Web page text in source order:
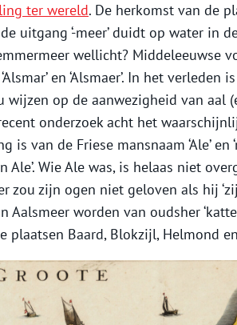
ter wereld. De herkomst van de
uitgang ‘-meer’ duidt op water in
wellicht? Middeleeuwse
‘Alsmar’ en ‘Alsmaer’. In het
wijzen op de aanwezigheid van aal
onderzoek acht het
is van de Friese mansnaam ‘Ale’ en
Ale’. Wie Ale was, is helaas niet
zou zijn ogen niet geloven als hij
Aalsmeer worden van oudsher
plaatsen Baard, Blokzijl, Helmond